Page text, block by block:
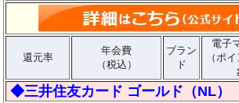
還元率
年会費
（税込）
ブラン
ド
電子
（ポ
◆三井住友カード ゴールド（NL）